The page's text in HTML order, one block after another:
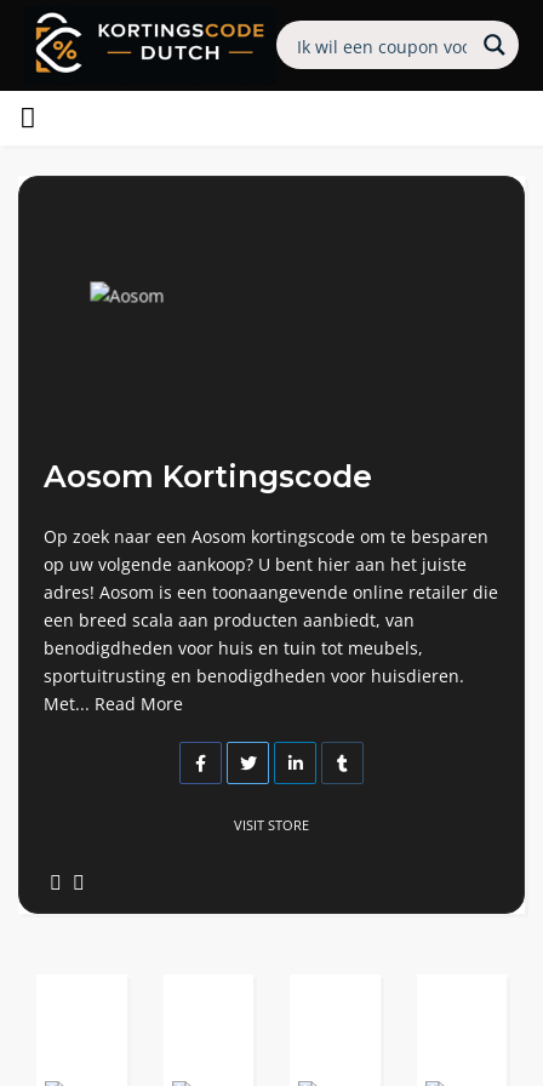
Aosom Kortingscode
Op zoek naar een Aosom kortingscode om te besparen
op uw volgende aankoop? U bent hier aan het juiste
adres! Aosom is een toonaangevende online retailer die
een breed scala aan producten aanbiedt, van
benodigdheden voor huis en tuin tot meubels,
sportuitrusting en benodigdheden voor huisdieren.
Met... Read More
VISIT STORE